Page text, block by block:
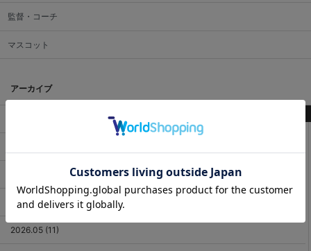
監督・コーチ
マスコット
アーカイブ
2026.06 (12)
2026.05 (11)